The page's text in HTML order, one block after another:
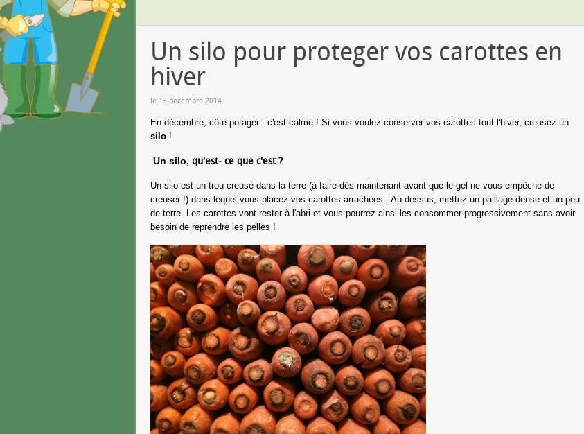
Un silo pour proteger vos carottes en
hiver
le 13 décembre 2014.
En décembre, côté potager : c'est calme ! Si vous voulez conserver vos carottes tout l'hiver, creusez un
silo !
Un silo, qu'est- ce que c'est ?
Un silo est un trou creusé dans la terre (à faire dès maintenant avant que le gel ne vous empêche de
creuser !) dans lequel vous placez vos carottes arrachées. Au dessus, mettez un paillage dense et un peu
de terre. Les carottes vont rester à l'abri et vous pourrez ainsi les consommer progressivement sans avoir
besoin de reprendre les pelles !